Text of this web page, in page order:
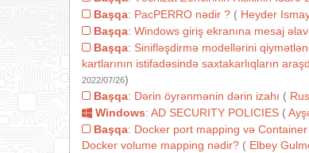
Başqa: PacPERRO nədir ? ( Heyder
Başqa: Windows giriş ekranına mesaj
Başqa: Sinifləşdirmə modellərini
kartlarının istifadəsində saxtakarlıqların
2022/07/26)
Başqa: Dərin öyrənmənin dərin izahı (
Windows: AD SECURITY POLICIES (
Başqa: Docker port mapping və
Docker volume mapping nədir? ( Elbey